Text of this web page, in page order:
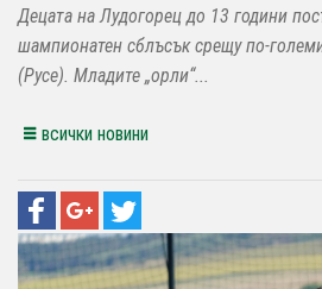
СТАДИОН & БАЗИ
Децата на Лудогорец до 13 години
шампионатен сблъсък срещу по-
(Русе). Младите „орли“...
всички новини